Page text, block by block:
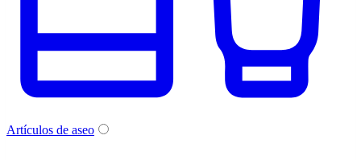
Artículos de aseo